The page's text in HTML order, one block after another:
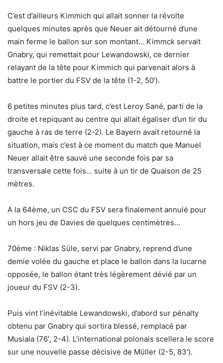
C’est d’ailleurs Kimmich qui allait sonner la révolte
quelques minutes après que Neuer ait détourné d’une
main ferme le ballon sur son montant… Kimmck servait
Gnabry, qui remettait pour Lewandowski, ce dernier
relayant de la tête pour Kimmich qui parvenait alors à
battre le portier du FSV de la tête (1-2, 50′).
6 petites minutes plus tard, c’est Leroy Sané, parti de la
droite et repiquant au centre qui allait égaliser d’un tir du
gauche à ras de terre (2-2). Le Bayern avait retourné la
situation, mais c’est à ce moment du match que Manuel
Neuer allait être sauvé une seconde fois par sa
transversale cette fois… suite à un tir de Quaison de 25
mètres.
A la 64ème, un CSC du FSV sera finalement annulé pour
un hors jeu de Davies de quelques centimètres…
70ème : Niklas Süle, servi par Gnabry, reprend d’une
demie volée du gauche et place le ballon dans la lucarne
opposée, le ballon étant très légèrement dévié par un
joueur du FSV (2-3).
Puis vint l’inévitable Lewandowski, d’abord sur pénalty
obtenu par Gnabry qui sortira blessé, remplacé par
Musiala (76′, 2-4). L’international polonais scellera le score
sur une nouvelle passe décisive de Müller (2-5, 83′).